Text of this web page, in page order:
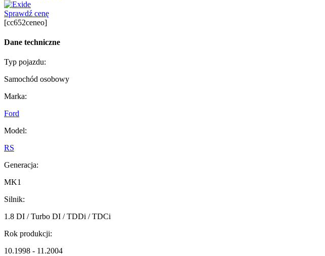
Sprawdź cenę
[cc652ceneo]
Dane techniczne
Typ pojazdu:
Samochód osobowy
Marka:
Ford
Model:
RS
Generacja:
MK1
Silnik:
1.8 DI / Turbo DI / TDDi / TDCi
Rok produkcji:
10.1998 - 11.2004